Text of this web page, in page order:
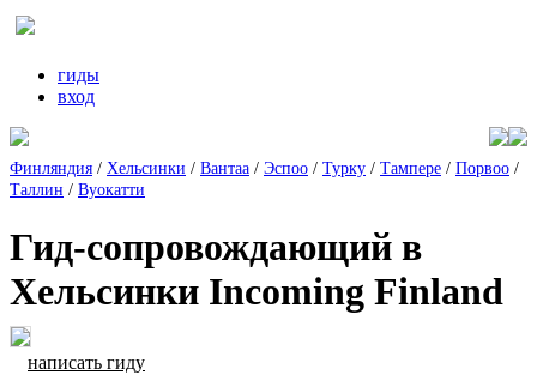
гиды
вход
Финляндия / Хельсинки / Вантаа / Эспоо / Турку / Тампере / Порвоо /
Таллин / Вуокатти
Гид-сопровождающий в
Хельсинки Incoming Finland
написать гиду